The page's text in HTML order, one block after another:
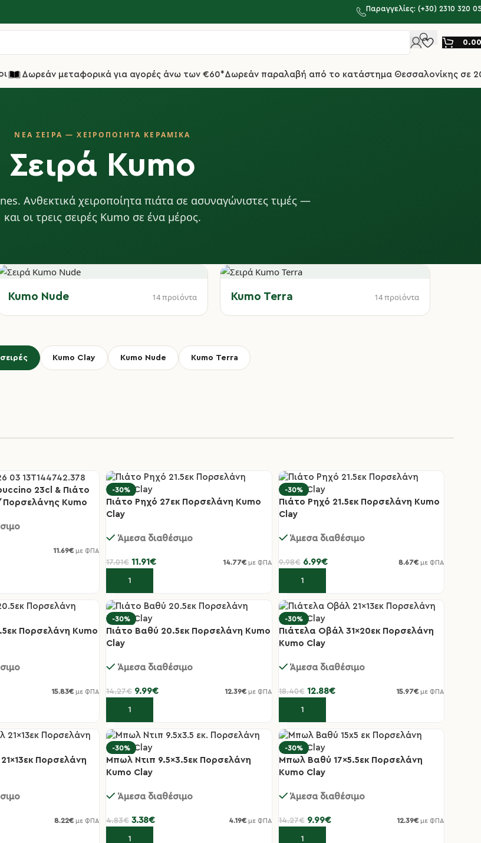
Παραγγελίες: (+30) 2310 320
0.00
Δωρεάν μεταφορικά για αγορές άνω των €60*Δωρεάν παραλαβή από το κατάστημα Θεσσαλονίκης σε
ΝΈΑ ΣΕΙΡΆ — ΧΕΙΡΟΠΟΊΗΤΑ ΚΕΡΑΜΙΚΆ
Σειρά Kumo
Ανθεκτικά χειροποίητα πιάτα σε ασυναγώνιστες τιμές —
και οι τρεις σειρές Kumo σε ένα μέρος.
Kumo Nude 14 προϊόντα Kumo Terra 14 προϊόντα
Kumo Clay Kumo Nude Kumo Terra
23cl & Πιάτο
Πορσελάνης Kumo
11.69€ με ΦΠΑ
-30%
Πιάτο Ρηχό 27εκ Πορσελάνη Kumo
Clay
Άμεσα διαθέσιμο
17.01€ 11.91 € 14.77€ με ΦΠΑ
Προσθήκη στο καλάθι
-30%
Πιάτο Ρηχό 21.5εκ Πορσελάνη Kumo
Clay
Άμεσα διαθέσιμο
9.98€ 6.99€ 8.67€ με ΦΠΑ
Προσθήκη στο καλάθι
Πορσελάνη Kumo
15.83€ με ΦΠΑ
-30%
Πιάτο Βαθύ 20.5εκ Πορσελάνη Kumo
Clay
Άμεσα διαθέσιμο
14.27€ 9.99€ 12.39€ με ΦΠΑ
Προσθήκη στο καλάθι
-30%
Πιάτελα Οβάλ 31×20εκ Πορσελάνη
Kumo Clay
Άμεσα διαθέσιμο
18.40€ 12.88€ 15.97€ με ΦΠΑ
Προσθήκη στο καλάθι
Πορσελάνη
8.22€ με ΦΠΑ
-30%
Μπωλ Ντιπ 9.5×3.5εκ Πορσελάνη
Kumo Clay
Άμεσα διαθέσιμο
4.83€ 3.38€ 4.19€ με ΦΠΑ
Προσθήκη στο καλάθι
-30%
Μπωλ Βαθύ 17×5.5εκ Πορσελάνη
Kumo Clay
Άμεσα διαθέσιμο
14.27€ 9.99€ 12.39€ με ΦΠΑ
Προσθήκη στο καλάθι